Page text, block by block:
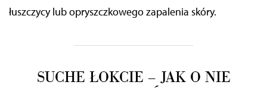
łuszczycy lub opryszczkowego zapalenia skóry.
SUCHE ŁOKCIE – JAK O NIE